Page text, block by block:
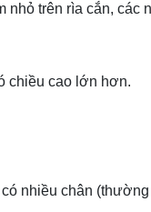
trên rìa cắn, các
chiều cao lớn hơn.
có nhiều chân